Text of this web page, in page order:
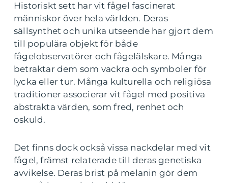
Historiskt sett har vit fågel fascinerat
människor över hela världen. Deras
sällsynthet och unika utseende har gjort dem
till populära objekt för både
fågelobservatörer och fågelälskare. Många
betraktar dem som vackra och symboler för
lycka eller tur. Många kulturella och religiösa
traditioner associerar vit fågel med positiva
abstrakta värden, som fred, renhet och
oskuld.
Det finns dock också vissa nackdelar med vit
fågel, främst relaterade till deras genetiska
avvikelse. Deras brist på melanin gör dem